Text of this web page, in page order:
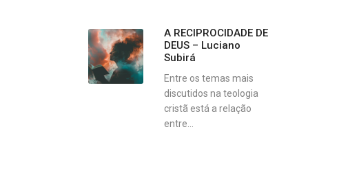
A RECIPROCIDADE DE
DEUS – Luciano
Subirá
Entre os temas mais
discutidos na teologia
cristã está a relação
entre...